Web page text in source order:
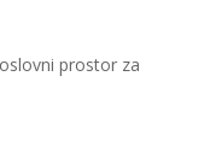
prostor za